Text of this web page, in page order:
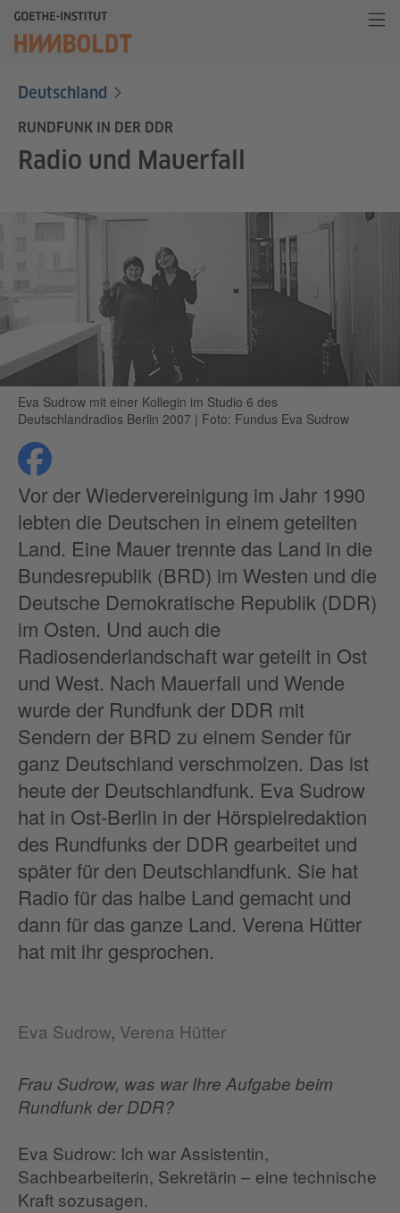
Deutschland
RUNDFUNK IN DER DDR
Radio und Mauerfall
Eva Sudrow mit einer Kollegin im Studio 6 des
Deutschlandradios Berlin 2007 | Foto: Fundus Eva Sudrow
teilen
Vor der Wiedervereinigung im Jahr 1990
lebten die Deutschen in einem geteilten
Land. Eine Mauer trennte das Land in die
Bundesrepublik (BRD) im Westen und die
Deutsche Demokratische Republik (DDR)
im Osten. Und auch die
Radiosenderlandschaft war geteilt in Ost
und West. Nach Mauerfall und Wende
wurde der Rundfunk der DDR mit
Sendern der BRD zu einem Sender für
ganz Deutschland verschmolzen. Das ist
heute der Deutschlandfunk. Eva Sudrow
hat in Ost-Berlin in der Hörspielredaktion
des Rundfunks der DDR gearbeitet und
später für den Deutschlandfunk. Sie hat
Radio für das halbe Land gemacht und
dann für das ganze Land. Verena Hütter
hat mit ihr gesprochen.
Eva Sudrow, Verena Hütter
Frau Sudrow, was war Ihre Aufgabe beim
Rundfunk der DDR?
Eva Sudrow: Ich war Assistentin,
Sachbearbeiterin, Sekretärin – eine technische
Kraft sozusagen.